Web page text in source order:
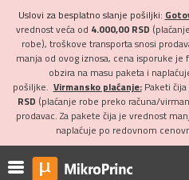
Uslovi za besplatno slanje pošiljki:
vrednost veća od 4.000,00 RSD
robe), troškove transporta snosi
manja od ovog iznosa, cena isporuke je
obzira na masu paketa i
pošiljke. Virmansko plaćanje:Paketi čija
RSD (plaćanje robe preko računa/
prodavac. Za pakete čija je vrednost
naplaćuje po redovnom